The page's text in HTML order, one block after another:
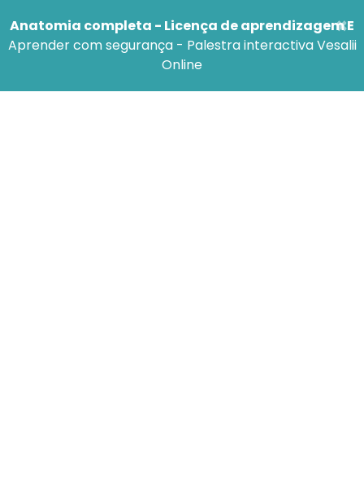
Anatomia completa - Licença de aprendizagem E
Aprender com segurança - Palestra interactiva Vesalii
Online
×